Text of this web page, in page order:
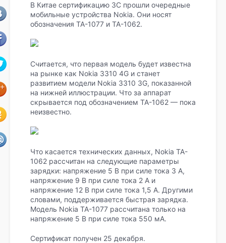
В Китае сертификацию 3С прошли очередные
мобильные устройства Nokia. Они носят
обозначения TA-1077 и TA-1062.
Считается, что первая модель будет известна
на рынке как Nokia 3310 4G и станет
развитием модели Nokia 3310 3G, показанной
на нижней иллюстрации. Что за аппарат
скрывается под обозначением TA-1062 — пока
неизвестно.
Что касается технических данных, Nokia TA-
1062 рассчитан на следующие параметры
зарядки: напряжение 5 В при силе тока 3 A,
напряжение 9 В при силе тока 2 A и
напряжение 12 В при силе тока 1,5 A. Другими
словами, поддерживается быстрая зарядка.
Модель Nokia TA-1077 рассчитана только на
напряжение 5 В при силе тока 550 мА.
Сертификат получен 25 декабря.